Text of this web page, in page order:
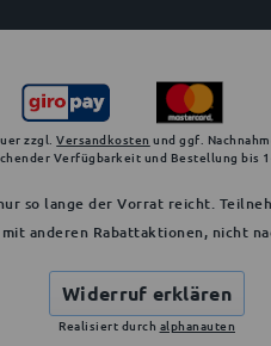
zzgl.Versandkosten und ggf.
Verfügbarkeit und Bestellung bis
so lange der Vorrat reicht.
anderen Rabattaktionen, nicht
Widerruf erklären
Realisiert durch alphanauten